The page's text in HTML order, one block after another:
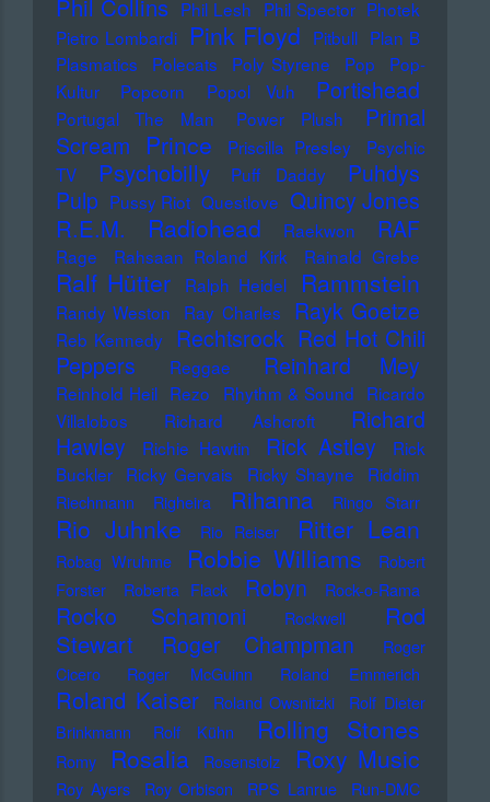
Phil Collins Phil Lesh Phil Spector Photek
Pietro Lombardi
Pink Floyd Pitbull Plan B
Plasmatics
Polecats Poly Styrene Pop
Pop-
Kultur
Popcorn Popol Vuh Portishead
Portugal The Man Power Plush
Primal
Scream
Prince Priscilla Presley
Psychic
TV
Psychobilly Puff Daddy
Puhdys
Pulp Pussy Riot Questlove Quincy Jones
R.E.M. Radiohead Raekwon RAF
Rage Rahsaan Roland Kirk Rainald Grebe
Ralf Hütter Ralph Heidel Rammstein
Randy Weston Ray Charles Rayk Goetze
Reb Kennedy Rechtsrock Red Hot Chili
Peppers
Reggae Reinhard Mey
Reinhold Heil Rezo Rhythm & Sound Ricardo
Villalobos
Richard Ashcroft
Richard
Hawley
Richie Hawtin Rick Astley
Rick
Buckler
Ricky Gervais Ricky Shayne Riddim
Riechmann Righeira Rihanna Ringo Starr
Rio Juhnke Rio Reiser Ritter Lean
Robag Wruhme Robbie Williams
Robert
Forster
Roberta Flack Robyn Rock-o-Rama
Rocko Schamoni Rockwell
Rod
Stewart
Roger Champman
Roger
Cicero
Roger McGuinn Roland Emmerich
Roland Kaiser Roland Owsnitzki
Rolf Dieter
Brinkmann
Rolf Kühn Rolling Stones
Romy Rosalia Rosenstolz Roxy Music
Roy Ayers Roy Orbison RPS Lanrue
Run-DMC